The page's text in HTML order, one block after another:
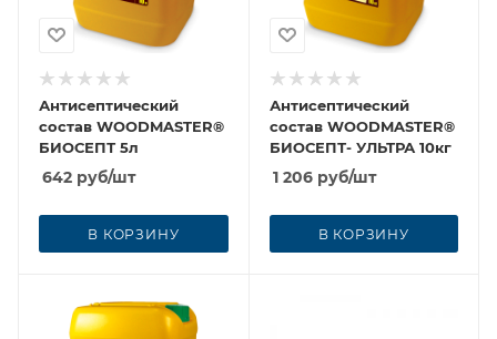
Антисептический
состав WOODMASTER®
БИОСЕПТ 5л
642 руб/шт
В КОРЗИНУ
Антисептический
состав WOODMASTER®
БИОСЕПТ- УЛЬТРА 10кг
1 206руб/шт
В КОРЗИНУ